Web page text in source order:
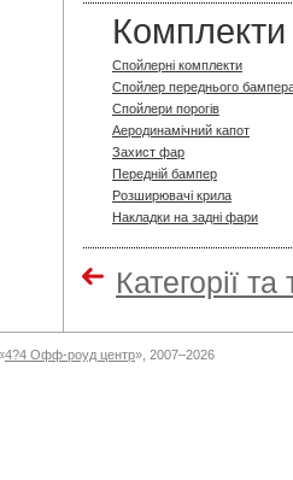
Комплекти
Спойлерні комплекти
Спойлер переднього
Спойлери порогів
Аеродинамічний капот
Захист фар
Передній бампер
Розширювачі крила
Накладки на задні фари
Категорії
4?4 Офф-роуд центр», 2007–2026